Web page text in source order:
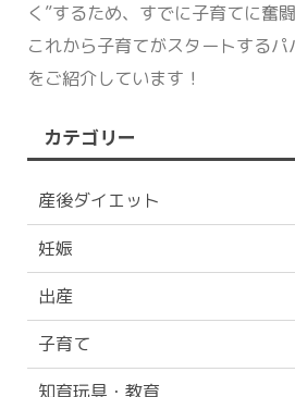
く”するため、すでに子育てに奮
これから子育てがスタートする
をご紹介しています！
カテゴリー
産後ダイエット
妊娠
出産
子育て
知育玩具・教育